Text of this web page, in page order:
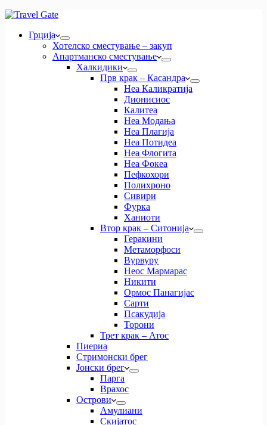
Грција
Хотелско сместување – закуп
Апартманско сместување
Халкидики
Прв крак – Касандра
Неа Каликратија
Дионисиос
Калитеа
Неа Модања
Неа Плагија
Неа Потидеа
Неа Флогита
Неа Фокеа
Пефкохори
Полихроно
Сивири
Фурка
Ханиоти
Втор крак – Ситонија
Геракини
Метаморфоси
Вурвуру
Неос Мармарас
Никити
Ормос Панагијас
Сарти
Псакудија
Торони
Трет крак – Атос
Пиериа
Стримонски брег
Јонски брег
Парга
Врахос
Острови
Амулиани
Скијатос